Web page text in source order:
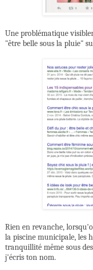
Une problématique
"être belle sous la pluie"
Rien en revanche,
la piscine municipale, les
tranquillité même sous
j'écris ton nom.